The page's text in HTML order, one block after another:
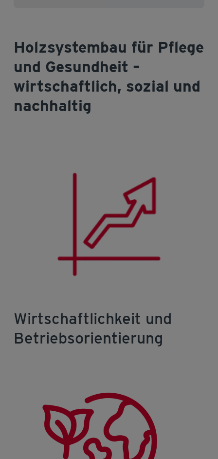
Holzsystembau für Pflege
und Gesundheit –
wirtschaftlich, sozial und
nachhaltig
Wirtschaftlichkeit und
Betriebsorientierung